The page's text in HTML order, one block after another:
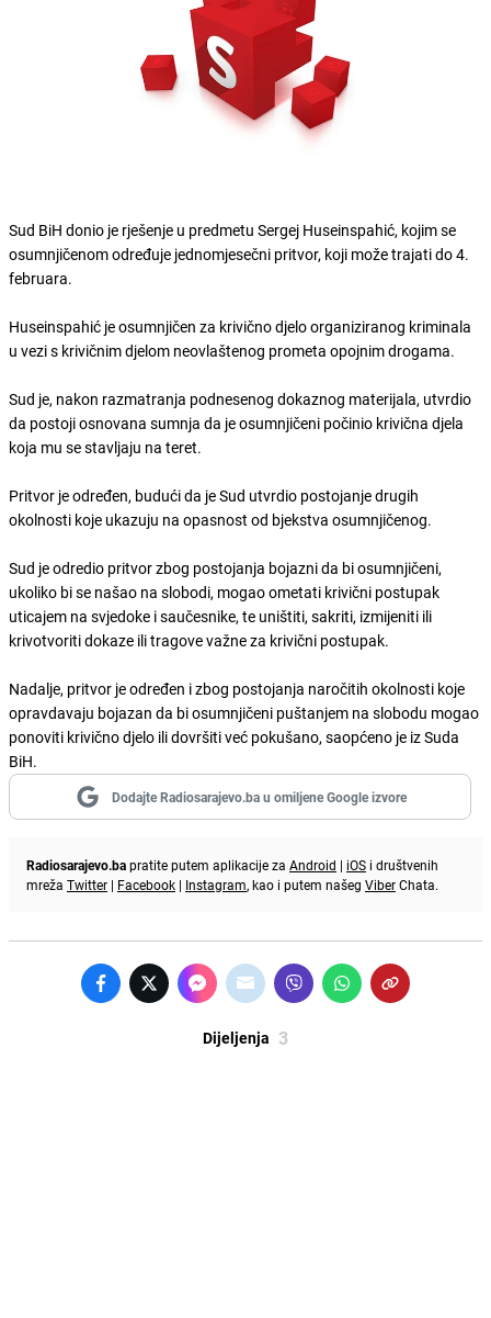
Sud BiH donio je rješenje u predmetu Sergej Huseinspahić, kojim se
osumnjičenom određuje jednomjesečni pritvor, koji može trajati do 4.
februara.
Huseinspahić je osumnjičen za krivično djelo organiziranog kriminala
u vezi s krivičnim djelom neovlaštenog prometa opojnim drogama.
Sud je, nakon razmatranja podnesenog dokaznog materijala, utvrdio
da postoji osnovana sumnja da je osumnjičeni počinio krivična djela
koja mu se stavljaju na teret.
Pritvor je određen, budući da je Sud utvrdio postojanje drugih
okolnosti koje ukazuju na opasnost od bjekstva osumnjičenog.
Sud je odredio pritvor zbog postojanja bojazni da bi osumnjičeni,
ukoliko bi se našao na slobodi, mogao ometati krivični postupak
uticajem na svjedoke i saučesnike, te uništiti, sakriti, izmijeniti ili
krivotvoriti dokaze ili tragove važne za krivični postupak.
Nadalje, pritvor je određen i zbog postojanja naročitih okolnosti koje
opravdavaju bojazan da bi osumnjičeni puštanjem na slobodu mogao
ponoviti krivično djelo ili dovršiti već pokušano, saopćeno je iz Suda
BiH.
Dodajte Radiosarajevo.ba u omiljene Google izvore
Radiosarajevo.bapratite putem aplikacije za Android | iOS i društvenih
mreža Twitter | Facebook | Instagram, kao i putem našeg ViberChata.
Dijeljenja 3